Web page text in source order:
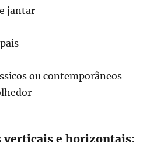
jantar
ou contemporâneos